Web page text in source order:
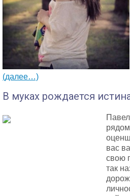
(далее…)
В муках рождается
вас
свою
так